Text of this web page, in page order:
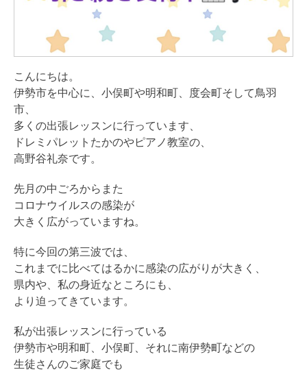
こんにちは。
伊勢市を中心に、小俣町や明和町、度会町そして鳥羽
市、
多くの出張レッスンに行っています、
ドレミパレットたかのやピアノ教室の、
高野谷礼奈です。
先月の中ごろからまた
コロナウイルスの感染が
大きく広がっていますね。
特に今回の第三波では、
これまでに比べてはるかに感染の広がりが大きく、
県内や、私の身近なところにも、
より迫ってきています。
私が出張レッスンに行っている
伊勢市や明和町、小俣町、それに南伊勢町などの
生徒さんのご家庭でも